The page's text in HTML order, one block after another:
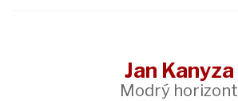
Jan Kanyza
Modrý horizont